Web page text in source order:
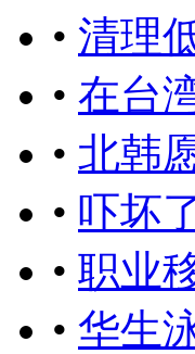
• 清理
• 在台
• 北韩
• 吓坏
• 职业
• 华生